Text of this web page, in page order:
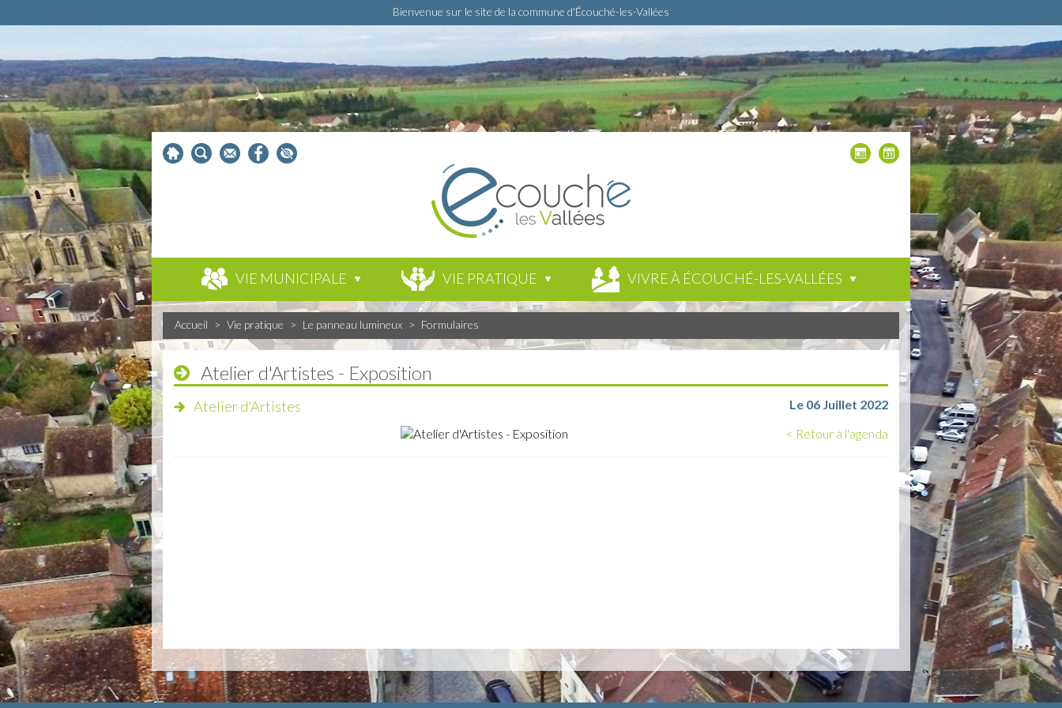
Bienvenue sur le site de la commune d'Écouché-les-Vallées
VIE MUNICIPALE VIE PRATIQUE VIVRE À ÉCOUCHÉ-LES-VALLÉES
Accueil > Vie pratique > Le panneau lumineux > Formulaires
Atelier d'Artistes - Exposition
Atelier d'Artistes
Le 06 Juillet 2022
< Retour à l'agenda